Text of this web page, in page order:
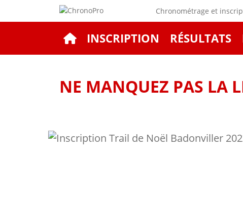
Chronométrage et
INSCRIPTION RÉSULTATS
NE MANQUEZ PAS LA